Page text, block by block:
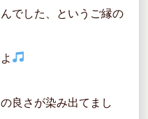
でした、というご縁の
良さが染み出てまし